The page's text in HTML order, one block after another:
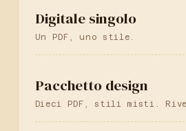
Digitale singolo
Un PDF, uno stile.
Pacchetto design
Dieci PDF, stili misti.